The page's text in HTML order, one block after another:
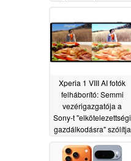
Xperia 1 VIII AI fotók
felháborító: Semmi
vezérigazgatója a
Sony-t "elkötelezettségi
gazdálkodásra" szólítja